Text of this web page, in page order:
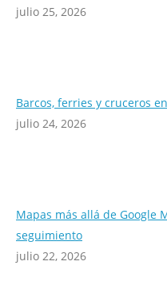
julio 25, 2026
Barcos, ferries y cruceros
julio 24, 2026
Mapas más allá de Google
seguimiento
julio 22, 2026